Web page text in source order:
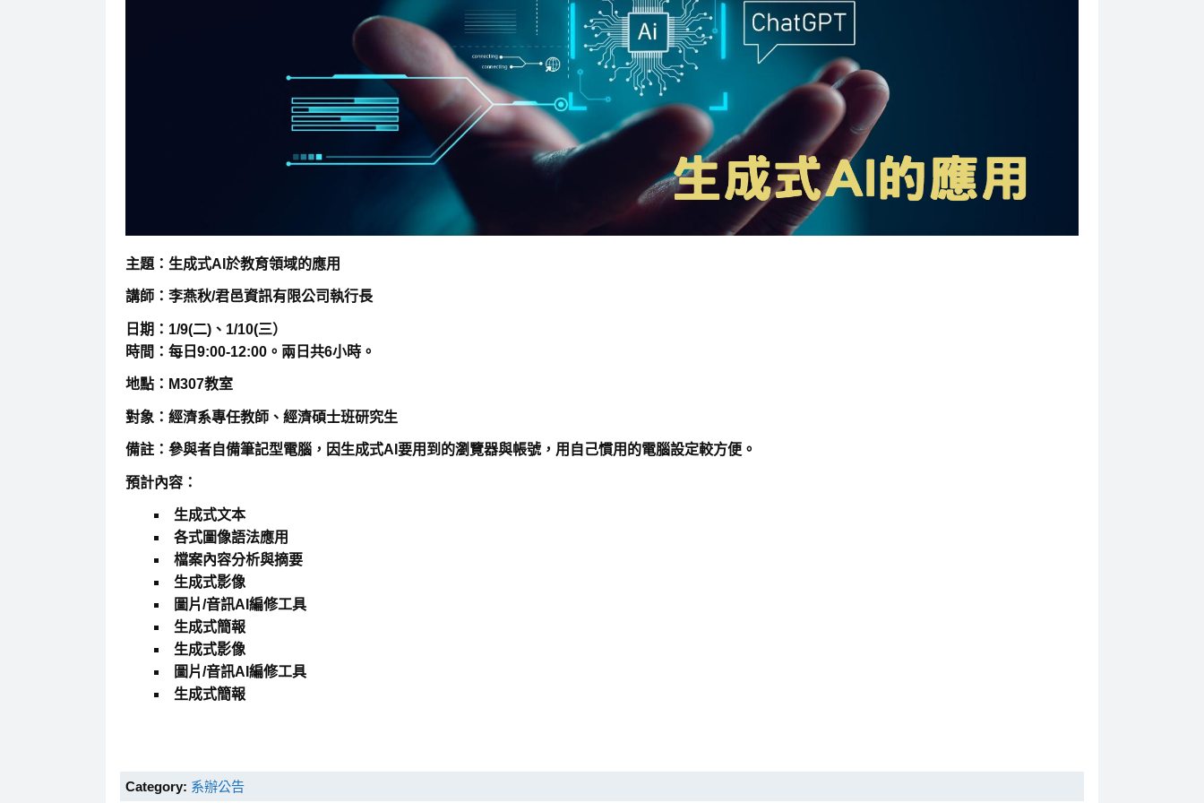
主題：生成式AI於教育領域的應用
講師：李燕秋/君邑資訊有限公司執行長
日期：1/9(二)、1/10(三）
時間：每日9:00-12:00。兩日共6小時。
地點：M307教室
對象：經濟系專任教師、經濟碩士班研究生
備註：參與者自備筆記型電腦，因生成式AI要用到的瀏覽器與帳號，用自己慣用的電腦設定較方便。
預計內容：
生成式文本
各式圖像語法應用
檔案內容分析與摘要
生成式影像
圖片/音訊AI編修工具
生成式簡報
生成式影像
圖片/音訊AI編修工具
生成式簡報
Category: 系辦公告